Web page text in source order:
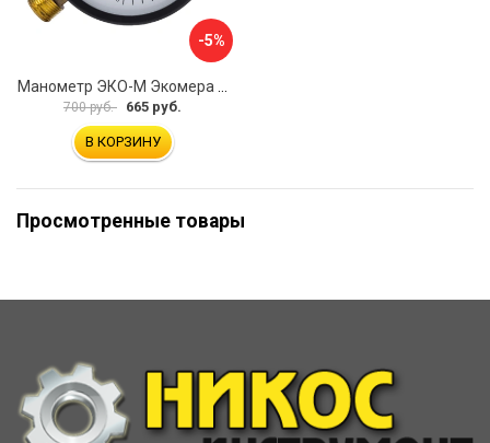
-5%
700 руб. 665 руб.
В КОРЗИНУ
Просмотренные товары